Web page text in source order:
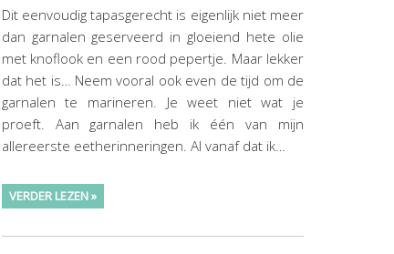
Dit eenvoudig tapasgerecht is eigenlijk niet meer
dan garnalen geserveerd in gloeiend hete olie
met knoflook en een rood pepertje. Maar lekker
dat het is… Neem vooral ook even de tijd om de
garnalen te marineren. Je weet niet wat je
proeft. Aan garnalen heb ik één van mijn
allereerste eetherinneringen. Al vanaf dat ik…
VERDER LEZEN »